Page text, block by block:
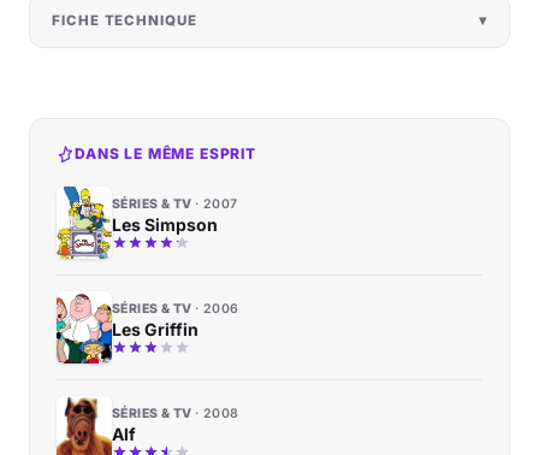
FICHE TECHNIQUE
DANS LE MÊME ESPRIT
SÉRIES & TV 2007
Les Simpson
SÉRIES & TV 2006
Les Griffin
SÉRIES & TV 2008
Alf